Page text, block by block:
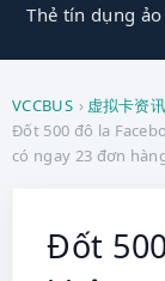
Thẻ tín dụng
VCCBUS › 虚拟卡资讯
Đốt 500 đô la
có ngay 23 đơn
Đốt